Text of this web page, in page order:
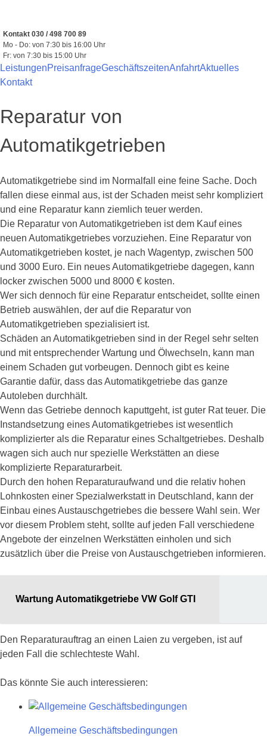
springen
Kontakt 030 / 498 700 89
Mo - Do: von 7:30 bis 16:00 Uhr
Fr: von 7:30 bis 15:00 Uhr
LeistungenPreisanfrageGeschäftszeitenAnfahrtAktuelles
Kontakt
Reparatur von
Automatikgetrieben
Automatikgetriebe sind im Normalfall eine feine Sache. Doch
fallen diese einmal aus, ist der Schaden meist sehr kompliziert
und eine Reparatur kann ziemlich teuer werden.
Die Reparatur von Automatikgetrieben ist dem Kauf eines
neuen Automatikgetriebes vorzuziehen. Eine Reparatur von
Automatikgetrieben kostet, je nach Wagentyp, zwischen 500
und 3000 Euro. Ein neues Automatikgetriebe dagegen, kann
locker zwischen 5000 und 8000 € kosten.
Wer sich dennoch für eine Reparatur entscheidet, sollte einen
Betrieb auswählen, der auf die Reparatur von
Automatikgetrieben spezialisiert ist.
Schäden an Automatikgetrieben sind in der Regel sehr selten
und mit entsprechender Wartung und Ölwechseln, kann man
einem Schaden gut vorbeugen. Dennoch gibt es keine
Garantie dafür, dass das Automatikgetriebe das ganze
Autoleben durchhält.
Wenn das Getriebe dennoch kaputtgeht, ist guter Rat teuer. Die
Instandsetzung eines Automatikgetriebes ist wesentlich
komplizierter als die Reparatur eines Schaltgetriebes. Deshalb
wagen sich auch nur spezielle Werkstätten an diese
komplizierte Reparaturarbeit.
Durch den hohen Reparaturaufwand und die relativ hohen
Lohnkosten einer Spezialwerkstatt in Deutschland, kann der
Einbau eines Austauschgetriebes die bessere Wahl sein. Wer
vor diesem Problem steht, sollte auf jeden Fall verschiedene
Angebote der einzelnen Werkstätten einholen und sich
zusätzlich über die Preise von Austauschgetrieben informieren.
Wartung Automatikgetriebe VW Golf GTI
Den Reparaturauftrag an einen Laien zu vergeben, ist auf
jeden Fall die schlechteste Wahl.
Das könnte Sie auch interessieren:
Allgemeine Geschäftsbedingungen